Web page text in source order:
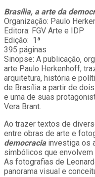
Brasília, a arte da
Organização: Paulo
Editora: FGV Arte e IDP
Edição: ‎ 1ª
395 páginas
Sinopse: A publicação,
arte Paulo Herkenhoff,
arquitetura, história e
de Brasília a partir de
e uma de suas
Vera Brant.
Ao trazer textos de
entre obras de arte e
democracia investiga os
simbólicos que envolvem
As fotografias de
panorama visual e